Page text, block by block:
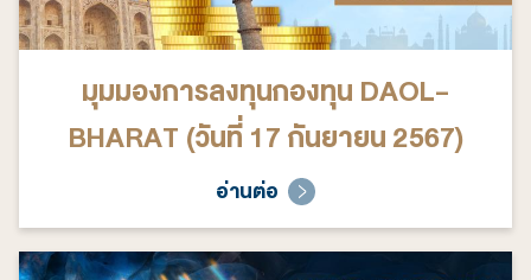
มุมมองการลงทุนกองทุน DAOL-
BHARAT (วันที่ 17 กันยายน 2567)
อ่านต่อ